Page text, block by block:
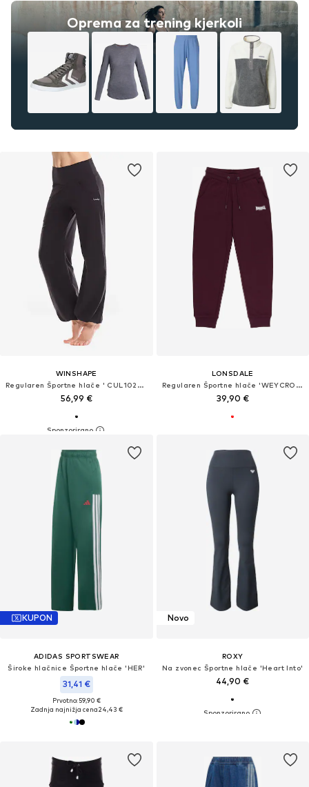
Oprema za trening kjerkoli
WINSHAPE
Regularen Športne hlače ' CUL102LC '
56,99 €
LONSDALE
Regularen Športne hlače 'WEYCROFT'
39,90 €
KUPON
ADIDAS SPORTSWEAR
Široke hlačnice Športne hlače 'HER'
31,41 €
Prvotno: 59,90 €
Zadnja najnižja cena24,43 €
Novo
ROXY
Na zvonec Športne hlače 'Heart Into'
44,90 €